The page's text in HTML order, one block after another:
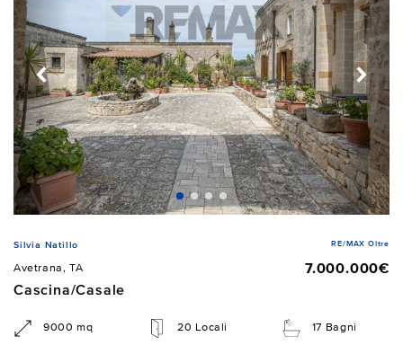
Silvia Natillo RE/MAX Oltre
Avetrana, TA
7.000.000€
Cascina/Casale
9000 mq 20 Locali 17 Bagni